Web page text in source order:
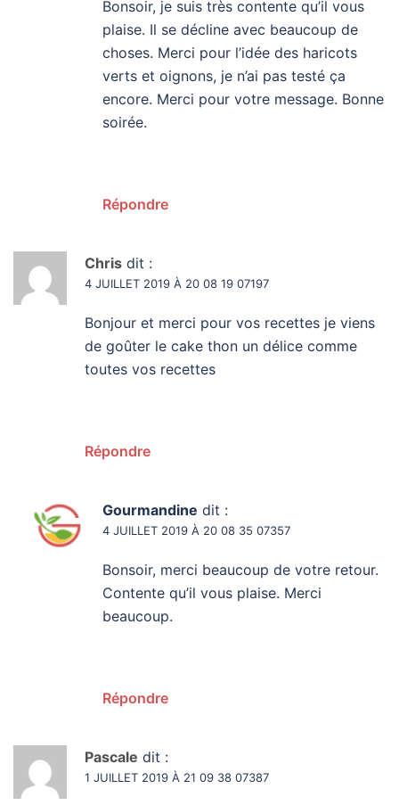
Bonsoir, je suis très contente qu’il vous
plaise. Il se décline avec beaucoup de
choses. Merci pour l’idée des haricots
verts et oignons, je n’ai pas testé ça
encore. Merci pour votre message. Bonne
soirée.
Répondre
Chris dit :
4 JUILLET 2019 À 20 08 19 07197
Bonjour et merci pour vos recettes je viens
de goûter le cake thon un délice comme
toutes vos recettes
Répondre
Gourmandine dit :
4 JUILLET 2019 À 20 08 35 07357
Bonsoir, merci beaucoup de votre retour.
Contente qu’il vous plaise. Merci
beaucoup.
Répondre
Pascale dit :
1 JUILLET 2019 À 21 09 38 07387